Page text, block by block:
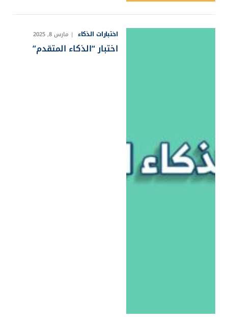
اختبارات الذكاء مارس 8, 2025
اختبار “الذكاء المتقدم”